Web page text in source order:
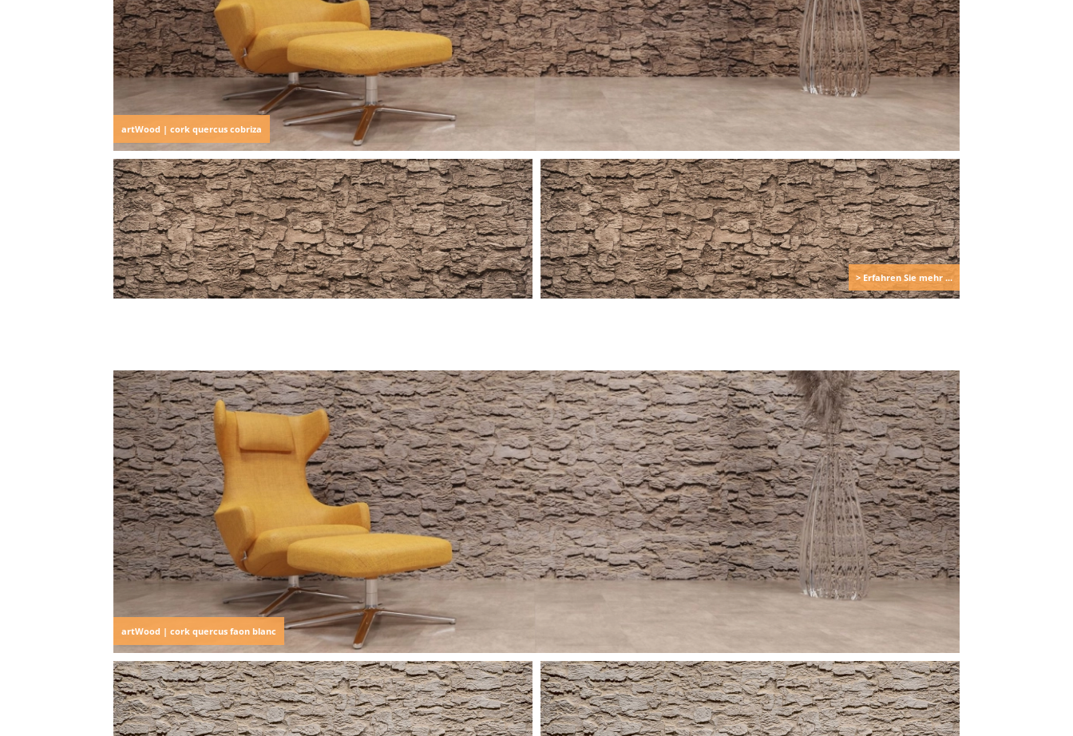
artWood | cork quercus cobriza
> Erfahren Sie mehr ...
artWood | cork quercus faon blanc